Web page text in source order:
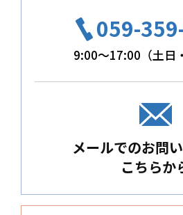
059-
9:00～17:00（土日
メールでのお問
こちらか